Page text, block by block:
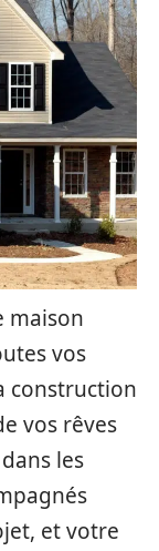
maison
vos
construction
vos rêves
les
et votre